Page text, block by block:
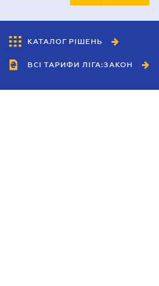
КАТАЛОГ РІШЕНЬ
ВСІ ТАРИФИ ЛІГА:ЗАКОН